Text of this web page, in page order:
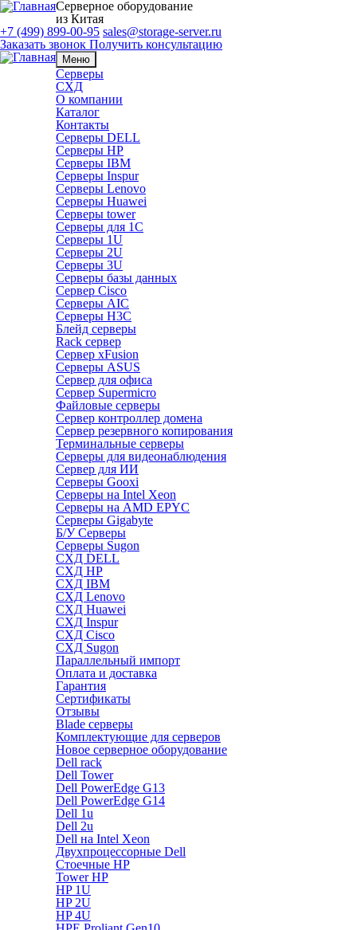
Серверное оборудование
из Китая
+7 (499) 899-00-95 sales@storage-server.ru
Заказать звонок Получить консультацию
Меню
Серверы
СХД
О компании
Каталог
Контакты
Серверы DELL
Серверы HP
Серверы IBM
Серверы Inspur
Серверы Lenovo
Серверы Huawei
Серверы tower
Серверы для 1C
Серверы 1U
Серверы 2U
Серверы 3U
Серверы базы данных
Сервер Cisco
Серверы AIC
Серверы H3C
Блейд серверы
Rack сервер
Сервер xFusion
Серверы ASUS
Сервер для офиса
Сервер Supermicro
Файловые серверы
Сервер контроллер домена
Сервер резервного копирования
Терминальные серверы
Серверы для видеонаблюдения
Сервер для ИИ
Серверы Gooxi
Серверы на Intel Xeon
Серверы на AMD EPYC
Серверы Gigabyte
Б/У Серверы
Серверы Sugon
СХД DELL
СХД HP
СХД IBM
СХД Lenovo
СХД Huawei
СХД Inspur
СХД Cisco
СХД Sugon
Параллельный импорт
Оплата и доставка
Гарантия
Сертификаты
Отзывы
Blade серверы
Комплектующие для серверов
Новое серверное оборудование
Dell rack
Dell Tower
Dell PowerEdge G13
Dell PowerEdge G14
Dell 1u
Dell 2u
Dell на Intel Xeon
Двухпроцессорные Dell
Стоечные HP
Tower HP
HP 1U
HP 2U
HP 4U